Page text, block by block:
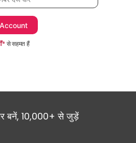
से सहमत हैं
बनें, 10,000+ से जुड़ें